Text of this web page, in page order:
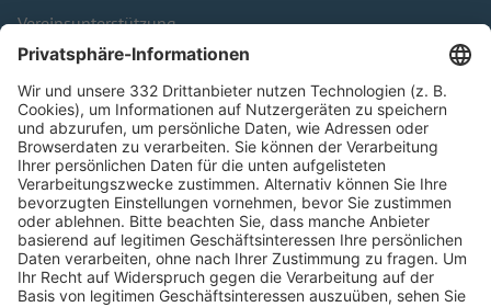
Vereinsunterstützung
Infothek
Kontakt
HÄUFIG BESUCHTE SEITEN
Pässe und Vereinswechsel
Trainerausbildung
Schulungsangebot Vereinsmitarbeiter
BFV-Geschäftsstellen